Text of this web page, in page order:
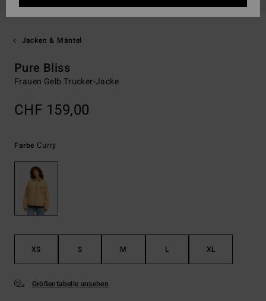
Jacken & Mäntel
Pure Bliss
Frauen Gelb Trucker-Jacke
CHF 159,00
Farbe Curry
XS S M L XL
Größentabelle ansehen